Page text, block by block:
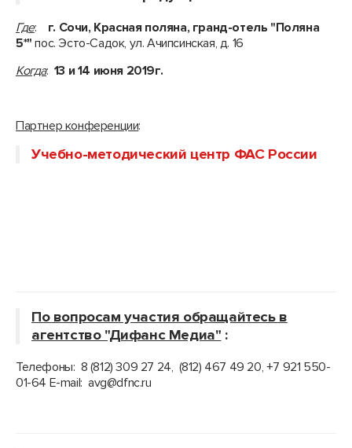
Где: г. Сочи, Красная поляна, гранд-отель "Поляна
5*" пос. Эсто-Садок, ул. Ачипсинская, д. 16
Когда: 13 и 14 июня 2019г.
Партнер конференции:
Учебно-методический центр ФАС России
По вопросам участия обращайтесь в
агентство "Дифанс Медиа" :
Телефоны: 8 (812) 309 27 24, (812) 467 49 20, +7 921 550-
01-64 E-mail: avg@dfnc.ru